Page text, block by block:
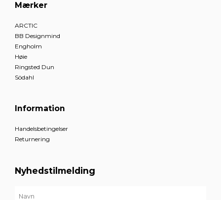
Mærker
ARCTIC
BB Designmind
Engholm
Høie
Ringsted Dun
Södahl
Information
Handelsbetingelser
Returnering
Nyhedstilmelding